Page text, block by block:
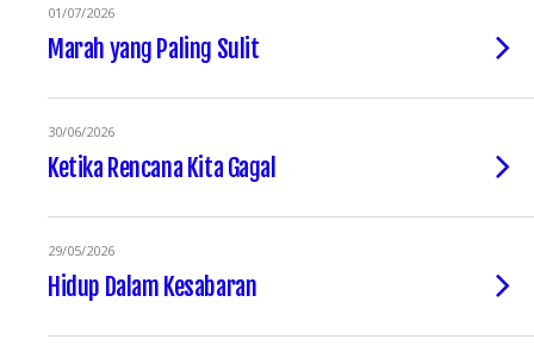
01/07/2026
Marah yang Paling Sulit
30/06/2026
Ketika Rencana Kita Gagal
29/05/2026
Hidup Dalam Kesabaran